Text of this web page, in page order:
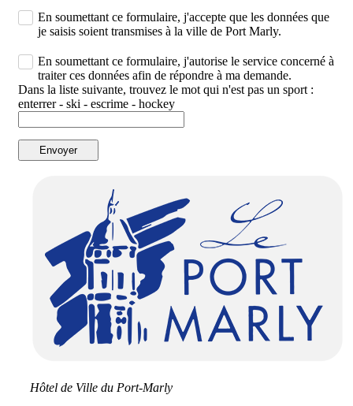
En soumettant ce formulaire, j'accepte que les données que
je saisis soient transmises à la ville de Port Marly.
En soumettant ce formulaire, j'autorise le service concerné à
traiter ces données afin de répondre à ma demande.
Dans la liste suivante, trouvez le mot qui n'est pas un sport :
enterrer - ski - escrime - hockey
Envoyer
Hôtel de Ville du Port-Marly